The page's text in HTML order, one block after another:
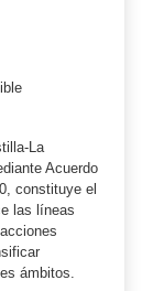
La
Acuerdo
constituye el
las líneas
ámbitos.